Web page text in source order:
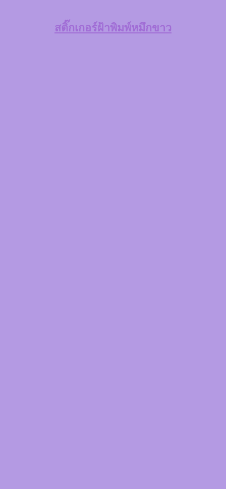
สติ๊กเกอร์ฝ้าพิมพ์หมึกขาว